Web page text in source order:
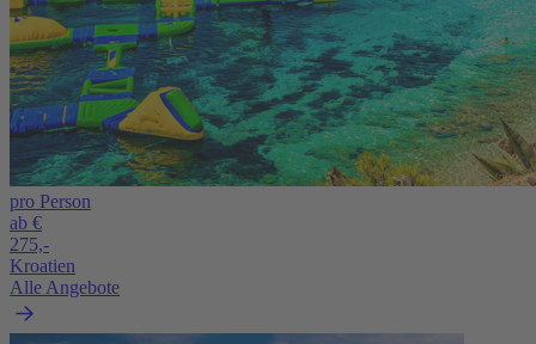
pro Person
ab €
275,-
Kroatien
Alle Angebote